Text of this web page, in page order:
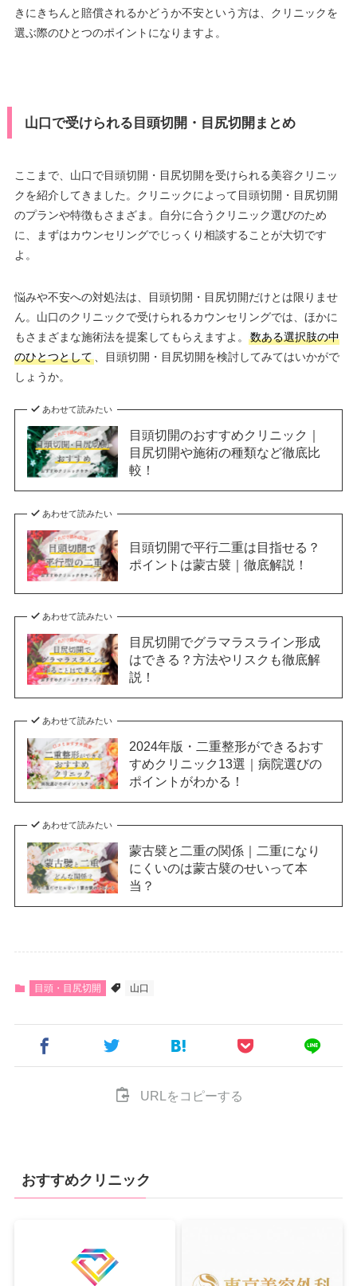
きにきちんと賠償されるかどうか不安という方は、クリニックを
選ぶ際のひとつのポイントになりますよ。
山口で受けられる目頭切開・目尻切開まとめ
ここまで、山口で目頭切開・目尻切開を受けられる美容クリニッ
クを紹介してきました。クリニックによって目頭切開・目尻切開
のプランや特徴もさまざま。自分に合うクリニック選びのため
に、まずはカウンセリングでじっくり相談することが大切です
よ。
悩みや不安への対処法は、目頭切開・目尻切開だけとは限りませ
ん。山口のクリニックで受けられるカウンセリングでは、ほかに
もさまざまな施術法を提案してもらえますよ。
数ある選択肢の中
のひとつとして、目頭切開・目尻切開を検討してみてはいかがで
しょうか。
あわせて読みたい
目頭切開のおすすめクリニック｜
目尻切開や施術の種類など徹底比
較！
あわせて読みたい
目頭切開で平行二重は目指せる？
ポイントは蒙古襞｜徹底解説！
あわせて読みたい
目尻切開でグラマラスライン形成
はできる？方法やリスクも徹底解
説！
あわせて読みたい
2024年版・二重整形ができるおす
すめクリニック13選｜病院選びの
ポイントがわかる！
あわせて読みたい
蒙古襞と二重の関係｜二重になり
にくいのは蒙古襞のせいって本
当？
目頭・目尻切開 山口
URLをコピーする
おすすめクリニック